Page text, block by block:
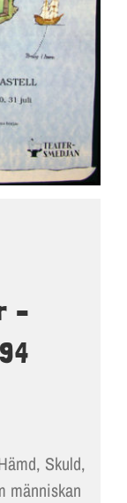
KOSTYM
KONTAKT
DOKUMENT
PLAY
–
Skuld,
människan